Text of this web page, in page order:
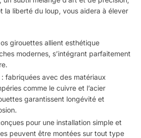
la liberté du loup, vous aidera à élever
girouettes allient esthétique
modernes, s’intégrant parfaitement
fabriquées avec des matériaux
comme le cuivre et l’acier
garantissent longévité et
pour une installation simple et
peuvent être montées sur tout type